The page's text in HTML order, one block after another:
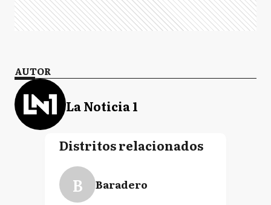
AUTOR
La Noticia 1
Distritos relacionados
B Baradero